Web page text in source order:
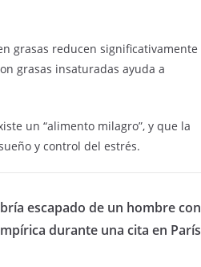
grasas reducen significativamente
grasas insaturadas ayuda a
un “alimento milagro”, y que la
y control del estrés.
escapado de un hombre con
durante una cita en París